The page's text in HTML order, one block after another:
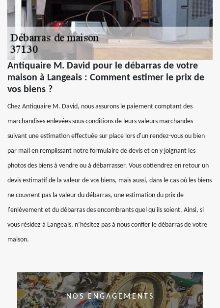
Antiquaire M. David pour le débarras de votre
maison à Langeais : Comment estimer le prix de
vos biens ?
Chez Antiquaire M. David, nous assurons le paiement comptant des
marchandises enlevées sous conditions de leurs valeurs marchandes
suivant une estimation effectuée sur place lors d'un rendez-vous ou bien
par mail en remplissant notre formulaire de devis et en y joignant les
photos des biens à vendre ou à débarrasser. Vous obtiendrez en retour un
devis estimatif de la valeur de vos biens, mais aussi, dans le cas où les biens
ne couvrent pas la valeur du débarras, une estimation du prix de
l'enlèvement et du débarras des encombrants quel qu'ils soient. Ainsi, si
vous résidez à Langeais, n’hésitez pas à nous confier le débarras de votre
maison.
NOS ENGAGEMENTS